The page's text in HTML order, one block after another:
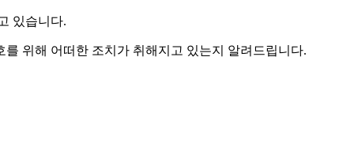
있습니다.
위해 어떠한 조치가 취해지고 있는지 알려드립니다.